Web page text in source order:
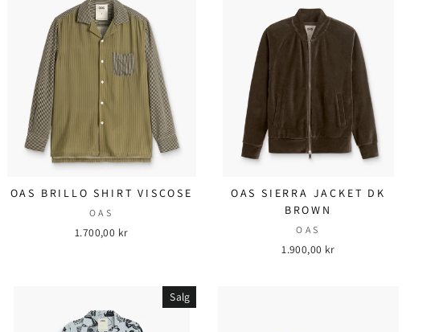
OAS BRILLO SHIRT VISCOSE
OAS
1.700,00 kr
OAS SIERRA JACKET DK
BROWN
OAS
1.900,00 kr
Salg